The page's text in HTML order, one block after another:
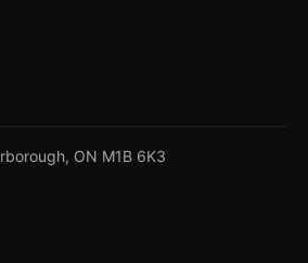
ON M1B 6K3